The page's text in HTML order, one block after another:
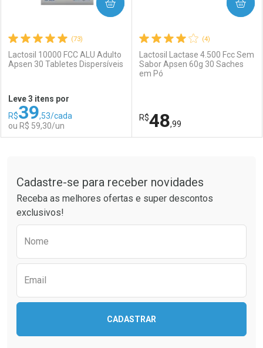
(73)
Lactosil 10000 FCC ALU Adulto
Apsen 30 Tabletes Dispersíveis
Leve 3 itens por
R$39,53/cada
ou R$ 59,30/un
COMPRAR
Laboratório
Por Menos
(4)
Lactosil Lactase 4.500 Fcc Sem
Sabor Apsen 60g 30 Saches
em Pó
R$48,99
COMPRAR
Laboratório
Por Menos
Cadastre-se para receber novidades
Receba as melhores ofertas e super descontos
exclusivos!
Nome
Email
CADASTRAR